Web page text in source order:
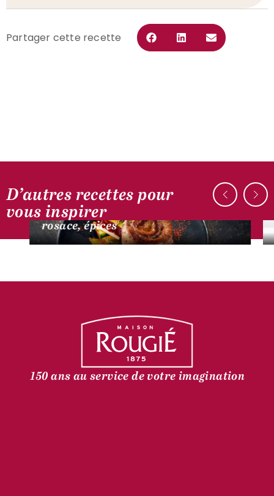
Partager cette recette
D’autres recettes pour
vous inspirer
AUTOUR DU CANARD
Aiguillettes de magret de canard en
rosace, épices
150 ans au service de votre imagination